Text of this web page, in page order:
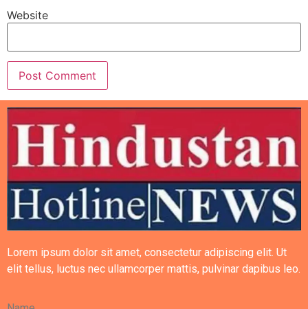
Website
Lorem ipsum dolor sit amet, consectetur adipiscing elit. Ut
elit tellus, luctus nec ullamcorper mattis, pulvinar dapibus leo.